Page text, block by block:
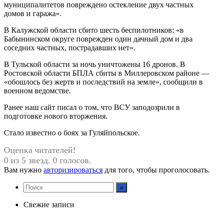
муниципалитетов повреждено остекление двух частных
домов и гаража».
В Калужской области сбито шесть беспилотников: «в
Бабынинском округе поврежден один дачный дом и два
соседних частных, пострадавших нет».
В Тульской области за ночь уничтожены 16 дронов. В
Ростовской области БПЛА сбиты в Миллеровском районе —
«обошлось без жертв и последствий на земле», сообщили в
военном ведомстве.
Ранее наш сайт писал о том, что ВСУ заподозрили в
подготовке нового вторжения.
Стало известно о боях за Гуляйпольское.
Оценка читателей!
0 из 5 звезд. 0 голосов.
Вам нужно авторизироваться для того, чтобы проголосовать.
Свежие записи